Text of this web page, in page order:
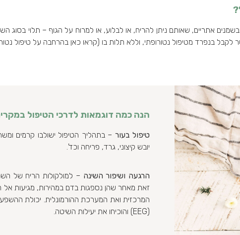
אתריים, שאותם ניתן להריח, או לבלוע, או למרוח על הגוף – תלוי בסוג
בנפרד מטיפול נטורופתי, וללא תלות בו (קראו כאן בהרחבה על טיפול
הנה כמה דוגמאות לדרכי הטיפול
טיפול בעור – בתהליך הטיפול ישולבו קרמים
יובש קיצוני, גרד, פריחה וכד'.
הרגעה ושיפור השינה – למולקולות הריח של
זאת מאחר שהן נספגות בדם במהירות, מגיעות
המרכזית ואת המערכת ההורמונלית. יכולת
(EEG) והוכיחו את יעילות השיטה.